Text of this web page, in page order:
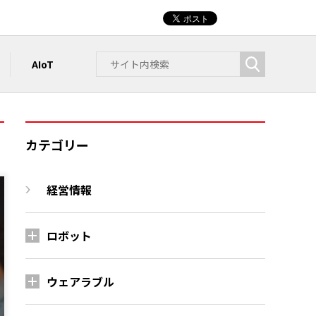
AIoT
カテゴリー
経営情報
ロボット
ウェアラブル